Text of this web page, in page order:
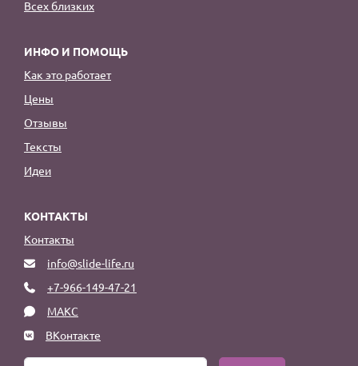
Всех близких
ИНФО И ПОМОЩЬ
Как это работает
Цены
Отзывы
Тексты
Идеи
КОНТАКТЫ
Контакты
info@slide-life.ru
+7-966-149-47-21
МАКС
ВКонтакте